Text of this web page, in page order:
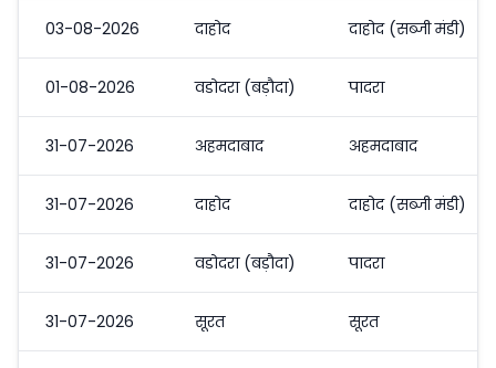
03-08-2026 दाहोद दाहोद (सब्जी मंडी)
01-08-2026 वडोदरा (बड़ौदा) पादरा
31-07-2026 अहमदाबाद अहमदाबाद
31-07-2026 दाहोद दाहोद (सब्जी मंडी)
31-07-2026 वडोदरा (बड़ौदा) पादरा
31-07-2026 सूरत सूरत